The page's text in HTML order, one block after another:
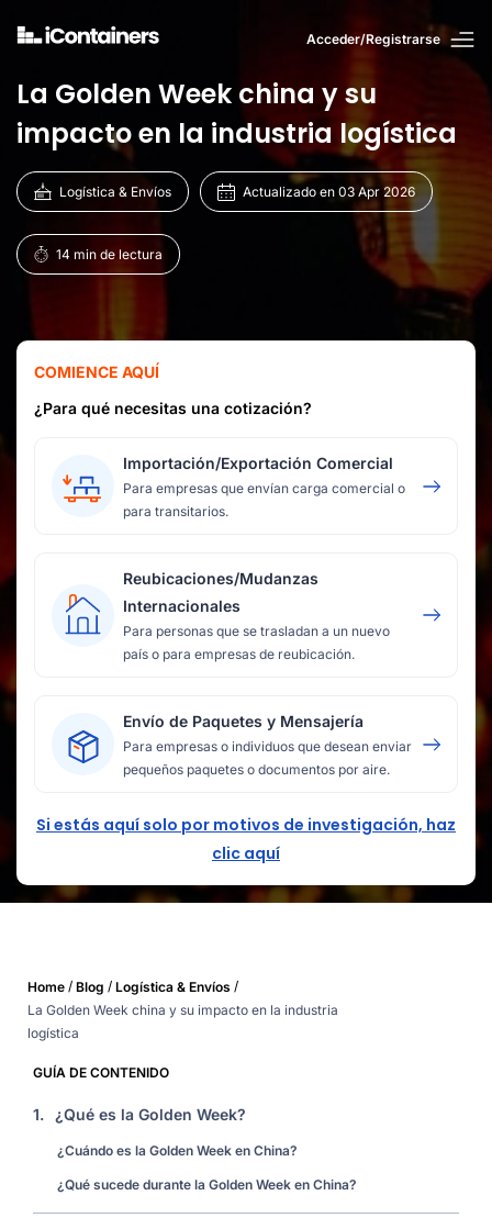
Acceder/Registrarse
La Golden Week china y su
impacto en la industria logística
Logística & Envíos Actualizado en 03 Apr 2026
14 min de lectura
COMIENCE AQUÍ
¿Para qué necesitas una cotización?
Importación/Exportación Comercial
Para empresas que envían carga comercial o
para transitarios.
Reubicaciones/Mudanzas
Internacionales
Para personas que se trasladan a un nuevo
país o para empresas de reubicación.
Envío de Paquetes y Mensajería
Para empresas o individuos que desean enviar
pequeños paquetes o documentos por aire.
Si estás aquí solo por motivos de investigación, haz
clic aquí
Home / Blog / Logística & Envíos /
La Golden Week china y su impacto en la industria
logística
GUÍA DE CONTENIDO
1. ¿Qué es la Golden Week?
¿Cuándo es la Golden Week en China?
¿Qué sucede durante la Golden Week en China?